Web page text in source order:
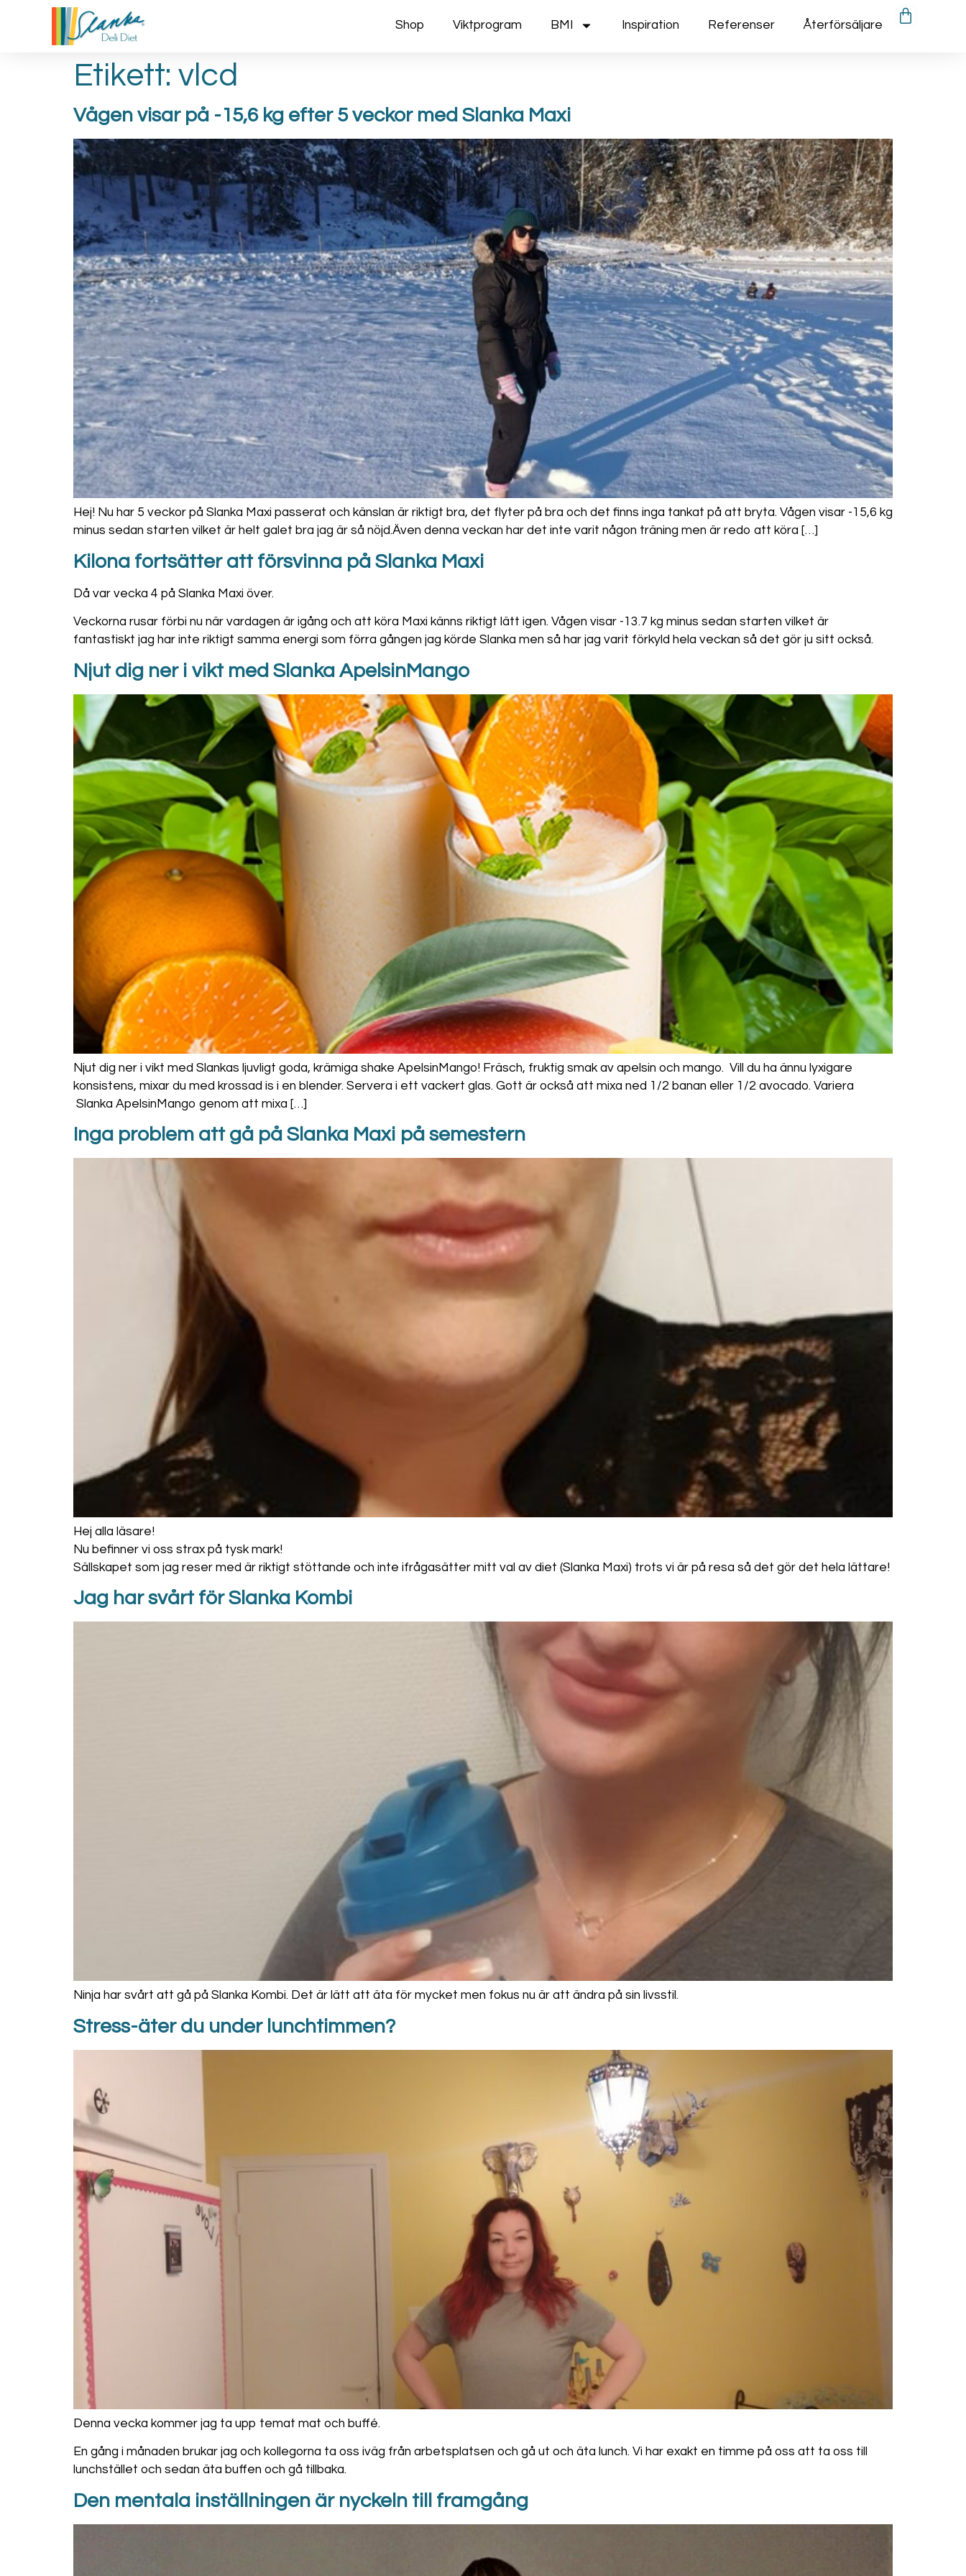
Shop Viktprogram BMI Inspiration Referenser Återförsäljare
Etikett: vlcd
Vågen visar på -15,6 kg efter 5 veckor med Slanka Maxi
Hej! Nu har 5 veckor på Slanka Maxi passerat och känslan är riktigt bra, det flyter på bra och det finns inga tankat på att bryta. Vågen visar -15,6 kg
minus sedan starten vilket är helt galet bra jag är så nöjd.Även denna veckan har det inte varit någon träning men är redo att köra […]
Kilona fortsätter att försvinna på Slanka Maxi
Då var vecka 4 på Slanka Maxi över.
Veckorna rusar förbi nu när vardagen är igång och att köra Maxi känns riktigt lätt igen. Vågen visar -13.7 kg minus sedan starten vilket är
fantastiskt jag har inte riktigt samma energi som förra gången jag körde Slanka men så har jag varit förkyld hela veckan så det gör ju sitt också.
Njut dig ner i vikt med Slanka ApelsinMango
Njut dig ner i vikt med Slankas ljuvligt goda, krämiga shake ApelsinMango! Fräsch, fruktig smak av apelsin och mango. Vill du ha ännu lyxigare
konsistens, mixar du med krossad is i en blender. Servera i ett vackert glas. Gott är också att mixa ned 1/2 banan eller 1/2 avocado. Variera
Slanka ApelsinMango genom att mixa […]
Inga problem att gå på Slanka Maxi på semestern
Hej alla läsare!
Nu befinner vi oss strax på tysk mark!
Sällskapet som jag reser med är riktigt stöttande och inte ifrågasätter mitt val av diet (Slanka Maxi) trots vi är på resa så det gör det hela lättare!
Jag har svårt för Slanka Kombi
Ninja har svårt att gå på Slanka Kombi. Det är lätt att äta för mycket men fokus nu är att ändra på sin livsstil.
Stress-äter du under lunchtimmen?
Denna vecka kommer jag ta upp temat mat och buffé.
En gång i månaden brukar jag och kollegorna ta oss iväg från arbetsplatsen och gå ut och äta lunch. Vi har exakt en timme på oss att ta oss till
lunchstället och sedan äta buffen och gå tillbaka.
Den mentala inställningen är nyckeln till framgång